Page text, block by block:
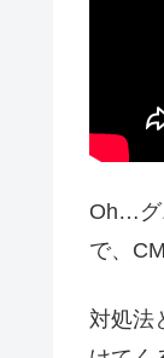
Oh…グ
で、
対処法